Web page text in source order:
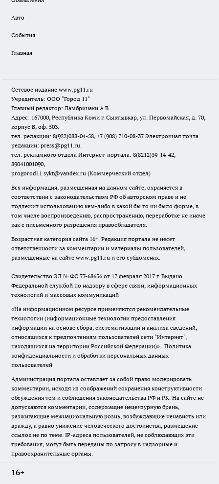
Авто
События
Главная
Сетевое издание www.pg11.ru
Учредитель: ООО "Город 11"
Главный редактор: Ламбринаки А.В.
Адрес: 167000, Республика Коми г. Сыктывкар, ул. Первомайская, д. 70,
корпус Б, оф. 503.
тел. редакции: 8(922)088-04-58, +7 (908) 710-08-37 Электронная почта
редакции: press@pg11.ru.
тел. рекламного отдела Интернет-портала: 8(8212)39-14-42,
89041001090,
progorod11.sykt@yandex.ru (Коммерческий отдел)
Вся информация, размещенная на данном сайте, охраняется в
соответствии с законодательством РФ об авторском праве и не
подлежит использованию кем-либо в какой бы то ни было форме, в
том числе воспроизведению, распространению, переработке не иначе
как с письменного разрешения правообладателя.
Возрастная категория сайта 16+. Редакция портала не несет
ответственности за комментарии и материалы пользователей,
размещенные на сайте www.pg11.ru и его субдоменах.
Свидетельство ЭЛ № ФС 77-68636 от 17 февраля 2017 г. Выдано
Федеральной службой по надзору в сфере связи, информационных
технологий и массовых коммуникаций
«На информационном ресурсе применяются рекомендательные
технологии (информационные технологии предоставления
информации на основе сбора, систематизации и анализа сведений,
относящихся к предпочтениям пользователей сети "Интернет",
находящихся на территории Российской Федерации)». Политика
конфиденциальности и обработки персональных данных
пользователей
Администрация портала оставляет за собой право модерировать
комментарии, исходя из соображений сохранения конструктивности
обсуждения тем и соблюдения законодательства РФ и РК. На сайте не
допускаются комментарии, содержащие нецензурную брань,
разжигающие межнациональную рознь, возбуждающие ненависть или
вражду, а равно унижение человеческого достоинства, размещение
ссылок не по теме. IP-адреса пользователей, не соблюдающих эти
требования, могут быть переданы по запросу в надзорные и
правоохранительные органы.
16+